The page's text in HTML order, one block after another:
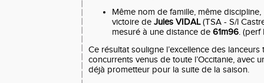
Même nom de famille, même
victoire de Jules VIDAL(TSA - S/l
mesuré à une distance de 61m96. (perf
Ce résultat souligne l’excellence des
concurrents venus de toute l’Occitanie, avec
déjà prometteur pour la suite de la saison.